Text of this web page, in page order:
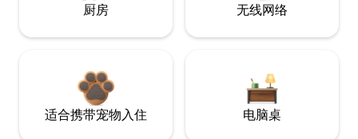
厨房 无线网络
适合携带宠物入住 电脑桌